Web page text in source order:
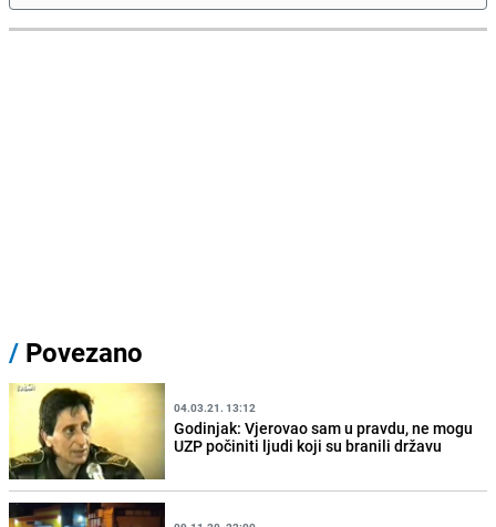
/ Povezano
04.03.21. 13:12
Godinjak: Vjerovao sam u pravdu, ne mogu
UZP počiniti ljudi koji su branili državu